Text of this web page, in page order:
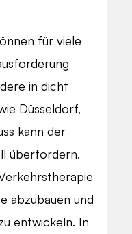
für viele
in dicht
Düsseldorf,
kann der
überfordern.
abzubauen und
entwickeln. In